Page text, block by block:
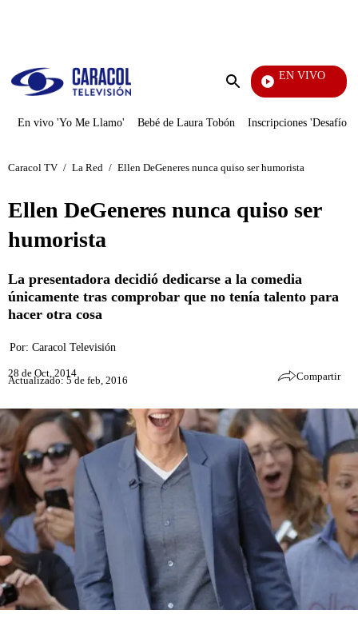
Enviar
EN VIVO
En vivo 'Yo Me Llamo' Bebé de Laura Tobón Inscripciones 'Desafío'
Caracol TV / La Red / Ellen DeGeneres nunca quiso ser humorista
Ellen DeGeneres nunca quiso ser
humorista
La presentadora decidió dedicarse a la comedia
únicamente tras comprobar que no tenía talento para
hacer otra cosa
Por: Caracol Televisión
28 de Oct, 2014
Actualizado: 5 de feb, 2016 Compartir